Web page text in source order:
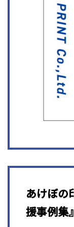
あけぼの
援事例集』